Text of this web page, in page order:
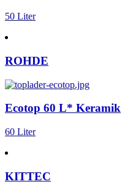
50 Liter
ROHDE
Ecotop 60 L* Keramik
60 Liter
KITTEC